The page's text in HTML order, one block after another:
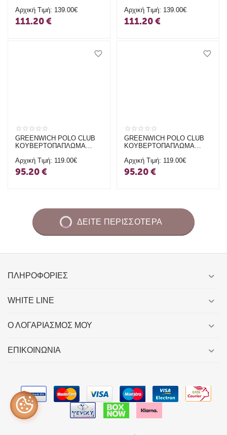
KING PREMIUM 3964 GREY
Αρχική Τιμή: 139.00€
111.20€
KING PREMIUM 3963 NUDE
Αρχική Τιμή: 139.00€
111.20€
GREENWICH POLO CLUB
ΚΟΥΒΕΡΤΟΠΑΠΛΩΜΑ
ESSENTIAL 4437 TAUPE
Αρχική Τιμή: 119.00€
95.20€
GREENWICH POLO CLUB
ΚΟΥΒΕΡΤΟΠΑΠΛΩΜΑ
ESSENTIAL 4436 NUDE
Αρχική Τιμή: 119.00€
95.20€
ΔΕΙΤΕ ΠΕΡΙΣΣΟΤΕΡΑ
ΠΛΗΡΟΦΟΡΊΕΣ
WHITE LINE
Ο ΛΟΓΑΡΙΑΣΜΌΣ ΜΟΥ
ΕΠΙΚΟΙΝΩΝΙΑ